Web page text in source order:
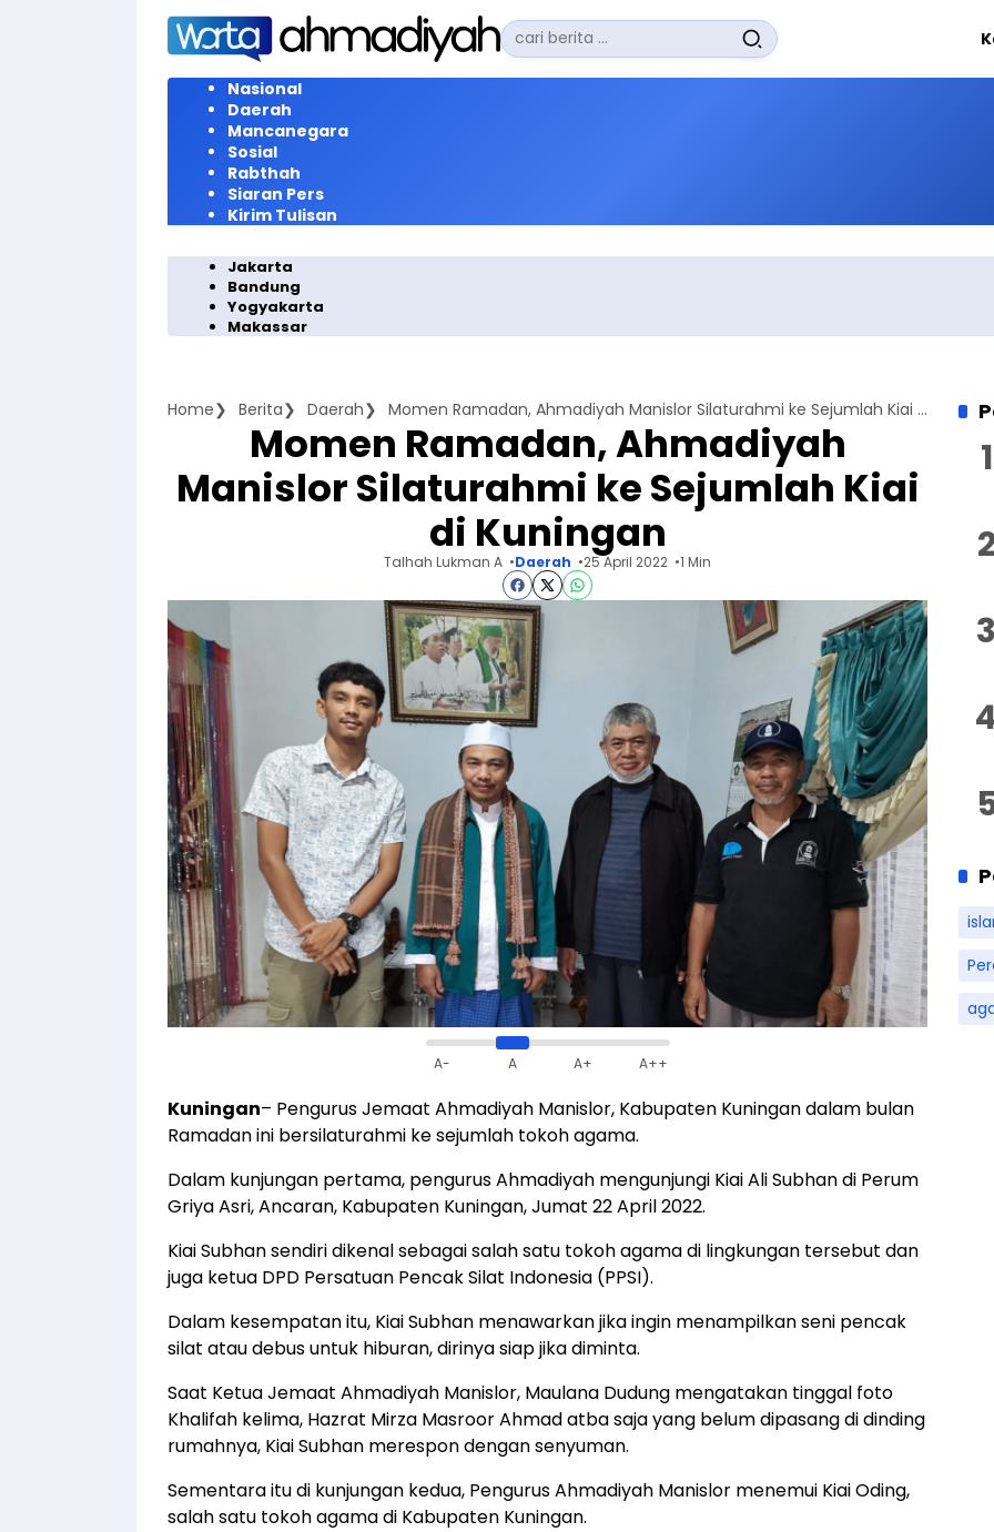
Langsung
konten
Pencarian
untuk:
Nasional
Daerah
Mancanegara
Sosial
Rabthah
Siaran Pers
Kirim Tulisan
Jakarta
Bandung
Yogyakarta
Makassar
Home Berita Daerah Momen Ramadan, Ahmadiyah Manislor Silaturahmi ke Sejumlah Kiai di Kuningan
Momen Ramadan, Ahmadiyah
Manislor Silaturahmi ke Sejumlah Kiai
di Kuningan
Talhah Lukman A Daerah 25 April 2022 1 Min
A- A A+ A++
Kuningan– Pengurus Jemaat Ahmadiyah Manislor, Kabupaten Kuningan dalam bulan
Ramadan ini bersilaturahmi ke sejumlah tokoh agama.
Dalam kunjungan pertama, pengurus Ahmadiyah mengunjungi Kiai Ali Subhan di Perum
Griya Asri, Ancaran, Kabupaten Kuningan, Jumat 22 April 2022.
Kiai Subhan sendiri dikenal sebagai salah satu tokoh agama di lingkungan tersebut dan
juga ketua DPD Persatuan Pencak Silat Indonesia (PPSI).
Dalam kesempatan itu, Kiai Subhan menawarkan jika ingin menampilkan seni pencak
silat atau debus untuk hiburan, dirinya siap jika diminta.
Saat Ketua Jemaat Ahmadiyah Manislor, Maulana Dudung mengatakan tinggal foto
Khalifah kelima, Hazrat Mirza Masroor Ahmad atba saja yang belum dipasang di dinding
rumahnya, Kiai Subhan merespon dengan senyuman.
Sementara itu di kunjungan kedua, Pengurus Ahmadiyah Manislor menemui Kiai Oding,
salah satu tokoh agama di Kabupaten Kuningan.